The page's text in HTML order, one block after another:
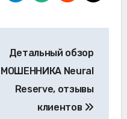
Детальный обзор
МОШЕННИКА Neural
Reserve, отзывы
клиентов